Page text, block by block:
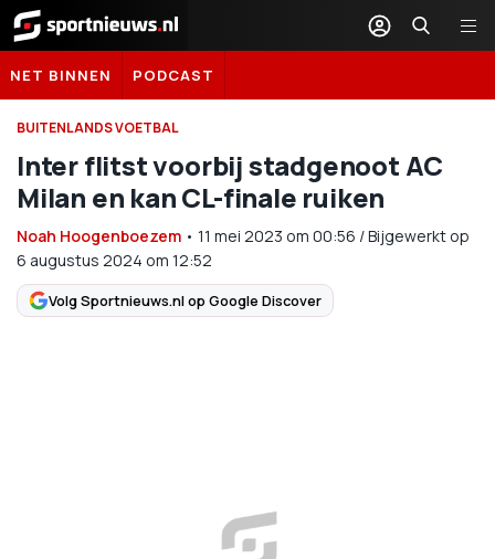
Sportnieuws.nl
NET BINNEN PODCAST
BUITENLANDS VOETBAL
Inter flitst voorbij stadgenoot AC
Milan en kan CL-finale ruiken
Noah Hoogenboezem • 11 mei 2023 om 00:56 /Bijgewerkt op
6 augustus 2024 om 12:52
Volg Sportnieuws.nl op Google Discover